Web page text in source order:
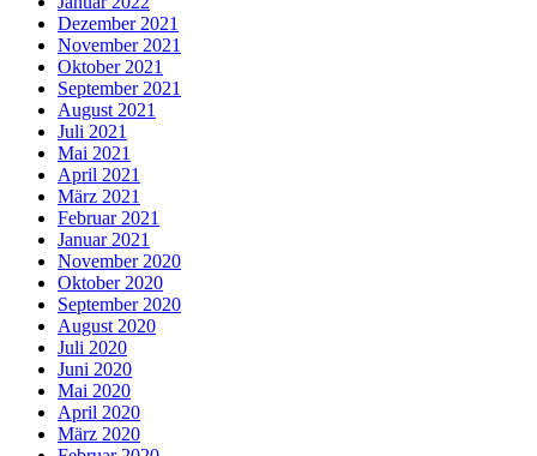
Dezember 2021
November 2021
Oktober 2021
September 2021
August 2021
Juli 2021
Mai 2021
April 2021
März 2021
Februar 2021
Januar 2021
November 2020
Oktober 2020
September 2020
August 2020
Juli 2020
Juni 2020
Mai 2020
April 2020
März 2020